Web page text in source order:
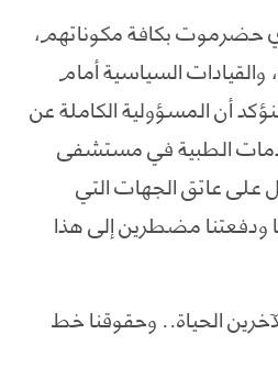
حضرموت بكافة مكوناتهم،
السياسية أمام
أن المسؤولية الكاملة عن
الطبية في مستشفى
على عاتق الجهات التي
مضطرين إلى هذا
الحياة.. وحقوقنا خط